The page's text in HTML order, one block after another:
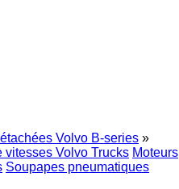
Volvo B-series »
vitesses Volvo Trucks Moteurs
Soupapes pneumatiques